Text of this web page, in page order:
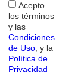
Acepto
los términos
y las
Condiciones
de Uso, y la
Política de
Privacidad